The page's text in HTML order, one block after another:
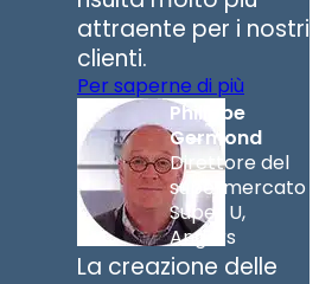
attraente per i nostri
clienti.
Per saperne di più
Philippe
Germond
Direttore del
supermercato
Super U,
Angers
La creazione delle